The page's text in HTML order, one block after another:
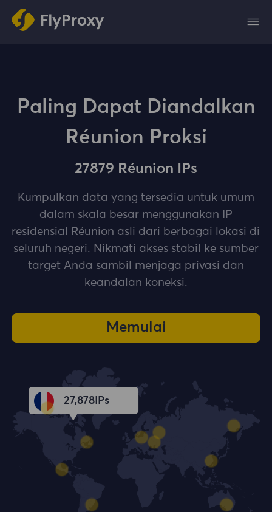
Paling Dapat Diandalkan
Réunion Proksi
27879 Réunion IPs
Kumpulkan data yang tersedia untuk umum
dalam skala besar menggunakan IP
residensial Réunion asli dari berbagai lokasi di
seluruh negeri. Nikmati akses stabil ke sumber
target Anda sambil menjaga privasi dan
keandalan koneksi.
Memulai
27,879 IPs